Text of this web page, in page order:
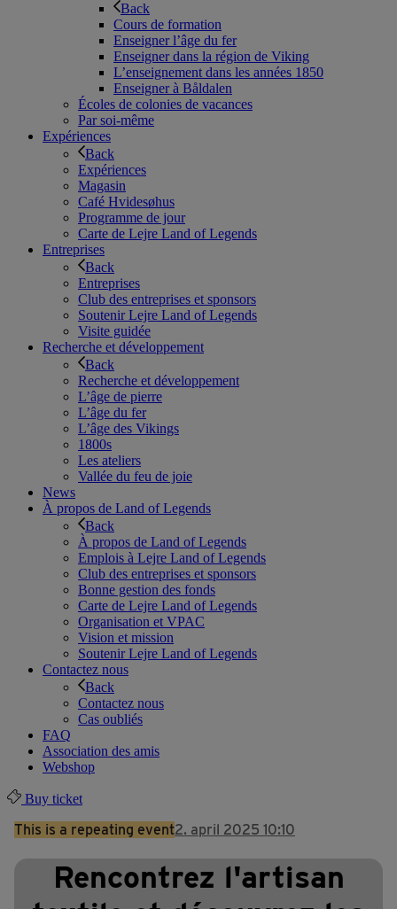
Back
Cours de formation
Enseigner l’âge du fer
Enseigner dans la région de Viking
L’enseignement dans les années 1850
Enseigner à Båldalen
Écoles de colonies de vacances
Par soi-même
Expériences
Back
Expériences
Magasin
Café Hvidesøhus
Programme de jour
Carte de Lejre Land of Legends
Entreprises
Back
Entreprises
Club des entreprises et sponsors
Soutenir Lejre Land of Legends
Visite guidée
Recherche et développement
Back
Recherche et développement
L’âge de pierre
L’âge du fer
L’âge des Vikings
1800s
Les ateliers
Vallée du feu de joie
News
À propos de Land of Legends
Back
À propos de Land of Legends
Emplois à Lejre Land of Legends
Club des entreprises et sponsors
Bonne gestion des fonds
Carte de Lejre Land of Legends
Organisation et VPAC
Vision et mission
Soutenir Lejre Land of Legends
Contactez nous
Back
Contactez nous
Cas oubliés
FAQ
Association des amis
Webshop
Buy ticket
This is a repeating event2. april 2025 10:10
Rencontrez l'artisan